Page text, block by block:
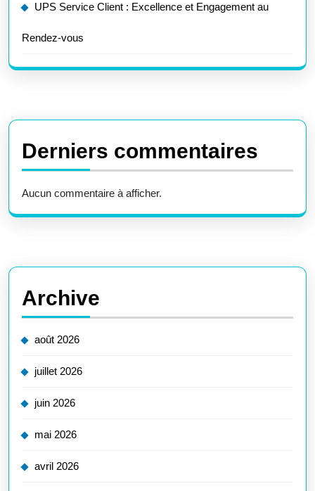
UPS Service Client : Excellence et Engagement au
Rendez-vous
Derniers commentaires
Aucun commentaire à afficher.
Archive
août 2026
juillet 2026
juin 2026
mai 2026
avril 2026